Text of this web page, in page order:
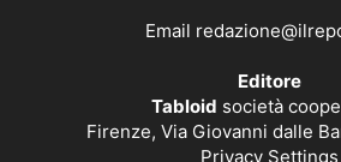
Email
Editore
Tabloid società
Firenze, Via Giovanni dalle
Privacy Settings